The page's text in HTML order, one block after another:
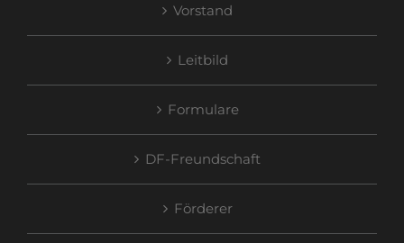
Vorstand
Leitbild
Formulare
DF-Freundschaft
Förderer